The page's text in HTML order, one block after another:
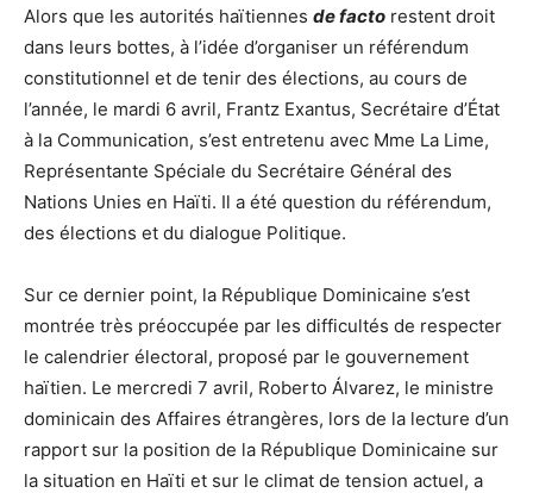
Alors que les autorités haïtiennes de facto restent droit
dans leurs bottes, à l’idée d’organiser un référendum
constitutionnel et de tenir des élections, au cours de
l’année, le mardi 6 avril, Frantz Exantus, Secrétaire d’État
à la Communication, s’est entretenu avec Mme La Lime,
Représentante Spéciale du Secrétaire Général des
Nations Unies en Haïti. Il a été question du référendum,
des élections et du dialogue Politique.
Sur ce dernier point, la République Dominicaine s’est
montrée très préoccupée par les difficultés de respecter
le calendrier électoral, proposé par le gouvernement
haïtien. Le mercredi 7 avril, Roberto Álvarez, le ministre
dominicain des Affaires étrangères, lors de la lecture d’un
rapport sur la position de la République Dominicaine sur
la situation en Haïti et sur le climat de tension actuel, a